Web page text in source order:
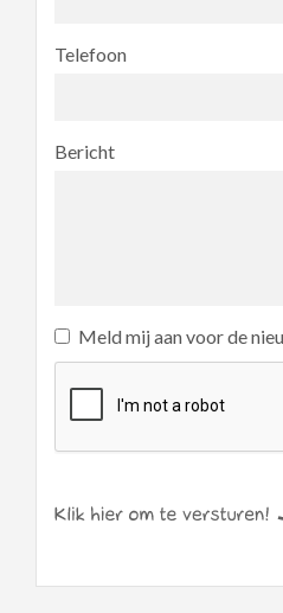
Telefoon
Bericht
Meld mij aan voor de